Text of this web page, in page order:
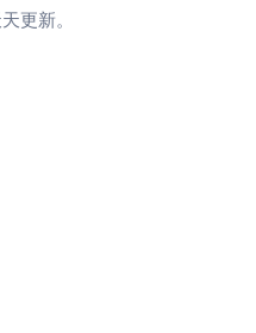
更新。